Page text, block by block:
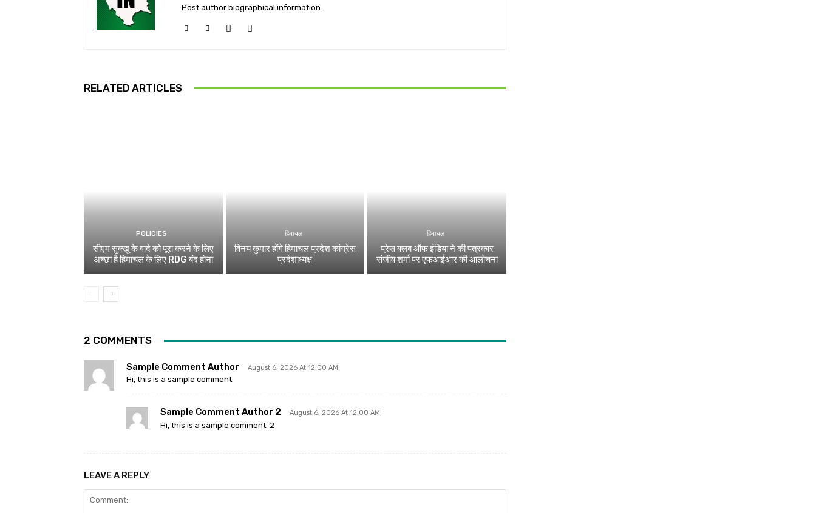
Post author biographical information.
RELATED ARTICLES
POLICIES
सीएम सुक्खू के वादे को पूरा करने के लिए
अच्छा है हिमाचल के लिए RDG बंद होना
हिमाचल
विनय कुमार होंगे हिमाचल प्रदेश कांग्रेस
प्रदेशाध्यक्ष
हिमाचल
प्रेस क्लब ऑफ इंडिया ने की पत्रकार
संजीव शर्मा पर एफआईआर की आलोचना
2 COMMENTS
Sample Comment Author August 6, 2026 At 12:00 AM
Hi, this is a sample comment.
Sample Comment Author 2 August 6, 2026 At 12:00 AM
Hi, this is a sample comment. 2
LEAVE A REPLY